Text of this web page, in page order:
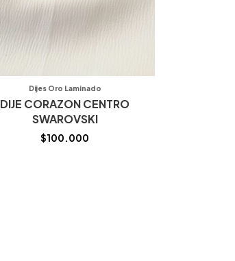
Dijes Oro Laminado
DIJE CORAZON CENTRO
SWAROVSKI
$100.000